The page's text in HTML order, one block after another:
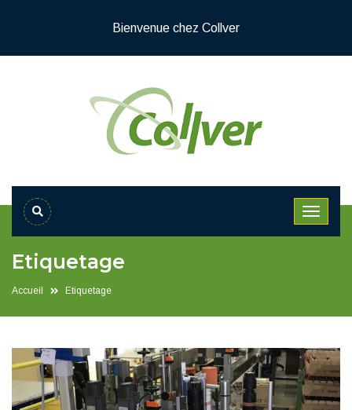
Bienvenue chez Collver
Etiquetage
Accueil Etiquetage